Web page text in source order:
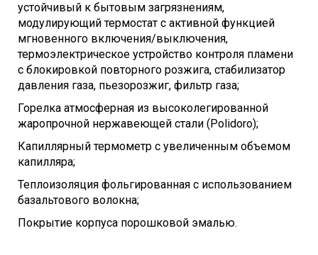
устойчивый к бытовым загрязнениям,
модулирующий термостат с активной функцией
мгновенного включения/выключения,
термоэлектрическое устройство контроля пламени
с блокировкой повторного розжига, стабилизатор
давления газа, пьезорозжиг, фильтр газа;
Горелка атмосферная из высоколегированной
жаропрочной нержавеющей стали (Polidoro);
Капиллярный термометр с увеличенным объемом
капилляра;
Теплоизоляция фольгированная с использованием
базальтового волокна;
Покрытие корпуса порошковой эмалью.